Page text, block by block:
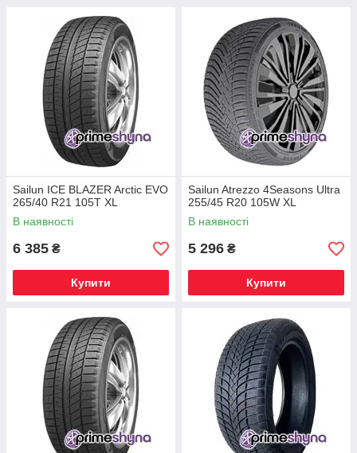
Sailun ICE BLAZER Arctic EVO
265/40 R21 105T XL
В наявності
6 385 ₴
Купити
Sailun Atrezzo 4Seasons Ultra
255/45 R20 105W XL
В наявності
5 296 ₴
Купити